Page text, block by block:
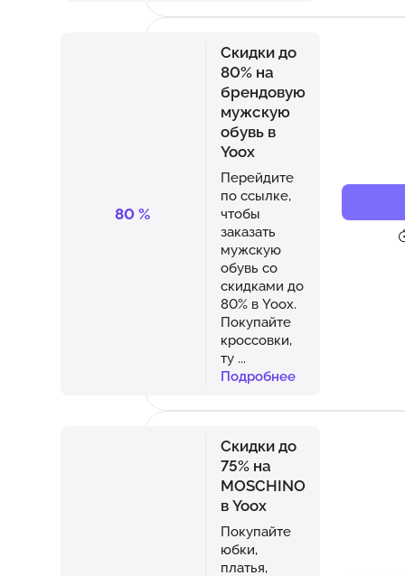
80 %
Скидки до
80% на
брендовую
мужскую
обувь в
Yoox
Перейдите
по ссылке,
чтобы
заказать
мужскую
обувь со
скидками до
80% в Yoox.
Покупайте
кроссовки,
ту ...
Подробнее
Скидки до
75% на
MOSCHINO
в Yoox
Покупайте
юбки,
платья,